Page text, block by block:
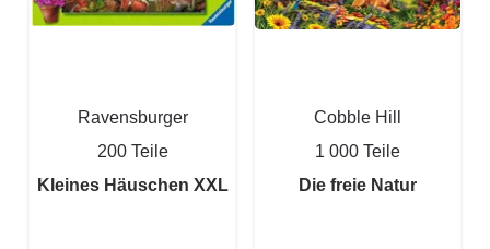
Ravensburger
200 Teile
Kleines Häuschen XXL
Cobble Hill
1 000 Teile
Die freie Natur